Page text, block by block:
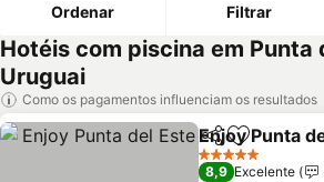
Ordenar Filtrar
Hotéis com piscina em Punta
Uruguai
Como os pagamentos influenciam os resultados
PartilharAdicionar
Enjoy Punta
5 Estrelas
8,9 Excelente